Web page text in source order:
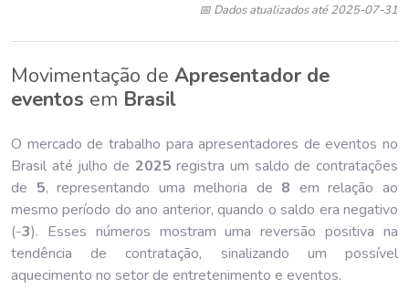
📅 Dados atualizados até 2025-07-31
Movimentação de Apresentador de
eventos em Brasil
O mercado de trabalho para apresentadores de eventos no
Brasil até julho de 2025 registra um saldo de contratações
de 5, representando uma melhoria de 8 em relação ao
mesmo período do ano anterior, quando o saldo era negativo
(-3). Esses números mostram uma reversão positiva na
tendência de contratação, sinalizando um possível
aquecimento no setor de entretenimento e eventos.